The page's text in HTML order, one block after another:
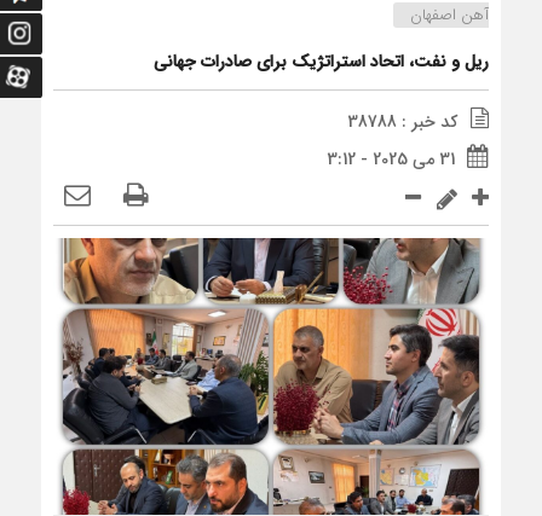
آهن اصفهان
ریل و نفت، اتحاد استراتژیک برای صادرات جهانی
کد خبر : 38788
31 می 2025 - 3:12